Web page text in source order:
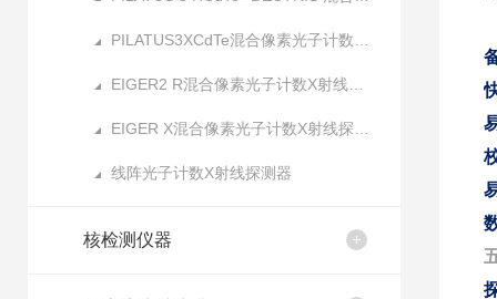
PILATUS3XCdTe混合像素光子计数X射线探测器
EIGER2 R混合像素光子计数X射线探测器
EIGER X混合像素光子计数X射线探测器
线阵光子计数X射线探测器
核检测仪器